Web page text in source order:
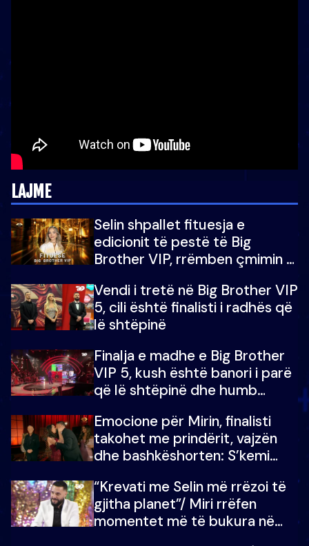
LAJME
Selin shpallet fituesja e
edicionit të pestë të Big
Brother VIP, rrëmben çmimin e
Vendi i tretë në Big Brother VIP
5, cili është finalisti i radhës që
lë shtëpinë
Finalja e madhe e Big Brother
VIP 5, kush është banori i parë
që lë shtëpinë dhe humb
çmimin e madh
Emocione për Mirin, finalisti
takohet me prindërit, vajzën
dhe bashkëshorten: S’kemi
“Krevati me Selin më rrëzoi të
gjitha planet”/ Miri rrëfen
momentet më të bukura në